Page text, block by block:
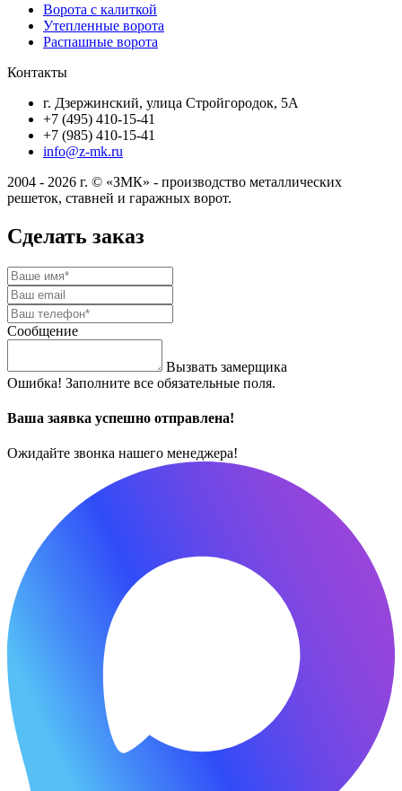
Ворота с калиткой
Утепленные ворота
Распашные ворота
Контакты
г. Дзержинский, улица Стройгородок, 5А
+7 (495) 410-15-41
+7 (985) 410-15-41
info@z-mk.ru
2004 - 2026 г. © «ЗМК» - производство металлических
решеток, ставней и гаражных ворот.
Сделать заказ
Сообщение
Вызвать замерщика
Ошибка! Заполните все обязательные поля.
Ваша заявка успешно отправлена!
Ожидайте звонка нашего менеджера!